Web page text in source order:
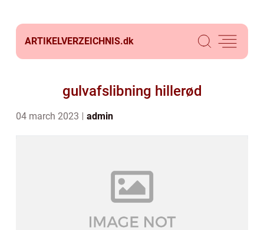
ARTIKELVERZEICHNIS.dk
gulvafslibning hillerød
04 march 2023 admin